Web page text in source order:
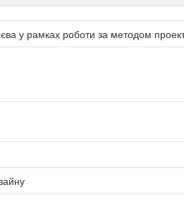
у рамках роботи за методом